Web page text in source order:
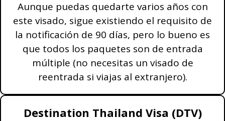
Aunque puedas quedarte varios años con
este visado, sigue existiendo el requisito de
la notificación de 90 días, pero lo bueno es
que todos los paquetes son de entrada
múltiple (no necesitas un visado de
reentrada si viajas al extranjero).
Destination Thailand Visa (DTV)